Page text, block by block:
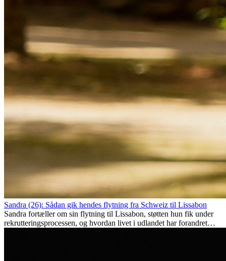
Sandra (26): Sådan gik hendes flytning fra Schweiz til Lissabon
Sandra fortæller om sin flytning til Lissabon, støtten hun fik under
rekrutteringsprocessen, og hvordan livet i udlandet har forandret